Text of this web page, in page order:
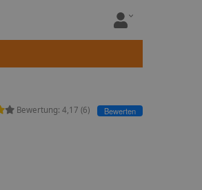
Bewertung: 4,17 (6) Bewerten